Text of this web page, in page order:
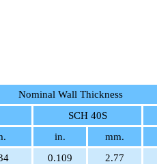
Nominal Wall Thickness
SCH 40S
in. mm.
0.109 2.77